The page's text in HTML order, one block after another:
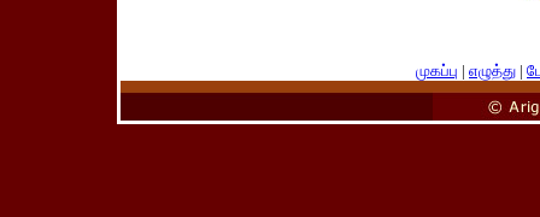
முகப்பு | எழுத்து |